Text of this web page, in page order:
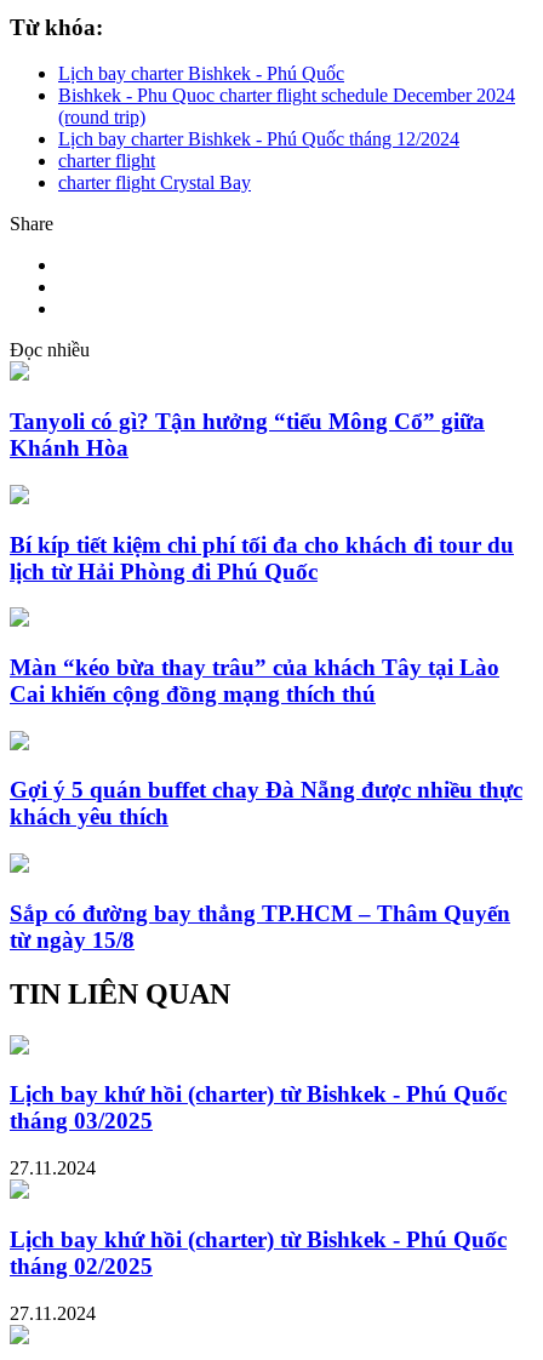
Từ khóa:
Lịch bay charter Bishkek - Phú Quốc
Bishkek - Phu Quoc charter flight schedule December 2024
(round trip)
Lịch bay charter Bishkek - Phú Quốc tháng 12/2024
charter flight
charter flight Crystal Bay
Share
Đọc nhiều
Tanyoli có gì? Tận hưởng “tiểu Mông Cổ” giữa
Khánh Hòa
Bí kíp tiết kiệm chi phí tối đa cho khách đi tour du
lịch từ Hải Phòng đi Phú Quốc
Màn “kéo bừa thay trâu” của khách Tây tại Lào
Cai khiến cộng đồng mạng thích thú
Gợi ý 5 quán buffet chay Đà Nẵng được nhiều thực
khách yêu thích
Sắp có đường bay thẳng TP.HCM – Thâm Quyến
từ ngày 15/8
TIN LIÊN QUAN
Lịch bay khứ hồi (charter) từ Bishkek - Phú Quốc
tháng 03/2025
27.11.2024
Lịch bay khứ hồi (charter) từ Bishkek - Phú Quốc
tháng 02/2025
27.11.2024